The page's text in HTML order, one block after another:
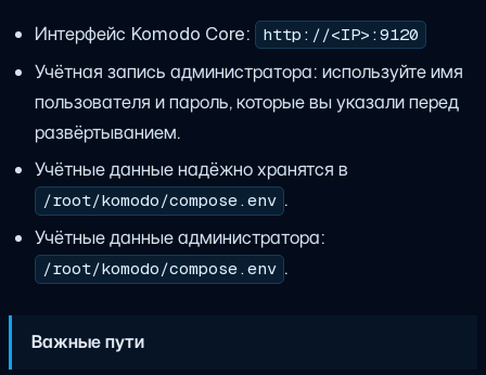
Интерфейс Komodo Core: http://<IP>:9120
Учётная запись администратора: используйте имя
пользователя и пароль, которые вы указали перед
развёртыванием.
Учётные данные надёжно хранятся в
/root/komodo/compose.env .
Учётные данные администратора:
/root/komodo/compose.env .
Важные пути